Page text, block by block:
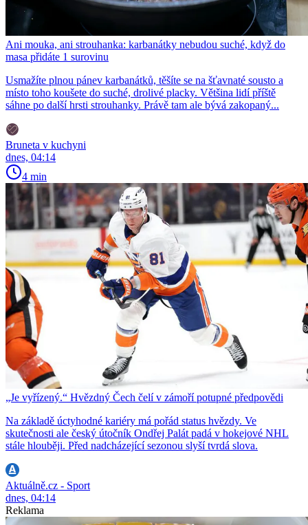
Ani mouka, ani strouhanka: karbanátky nebudou suché, když do
masa přidáte 1 surovinu
Usmažíte plnou pánev karbanátků, těšíte se na šťavnaté sousto a
místo toho koušete do suché, drolivé placky. Většina lidí příště
sáhne po další hrsti strouhanky. Právě tam ale bývá zakopaný...
Bruneta v kuchyni
dnes, 04:14
4 min
„Je vyřízený.“ Hvězdný Čech čelí v zámoří potupné předpovědi
Na základě úctyhodné kariéry má pořád status hvězdy. Ve
skutečnosti ale český útočník Ondřej Palát padá v hokejové NHL
stále hlouběji. Před nadcházející sezonou slyší tvrdá slova.
Aktuálně.cz - Sport
dnes, 04:14
Reklama